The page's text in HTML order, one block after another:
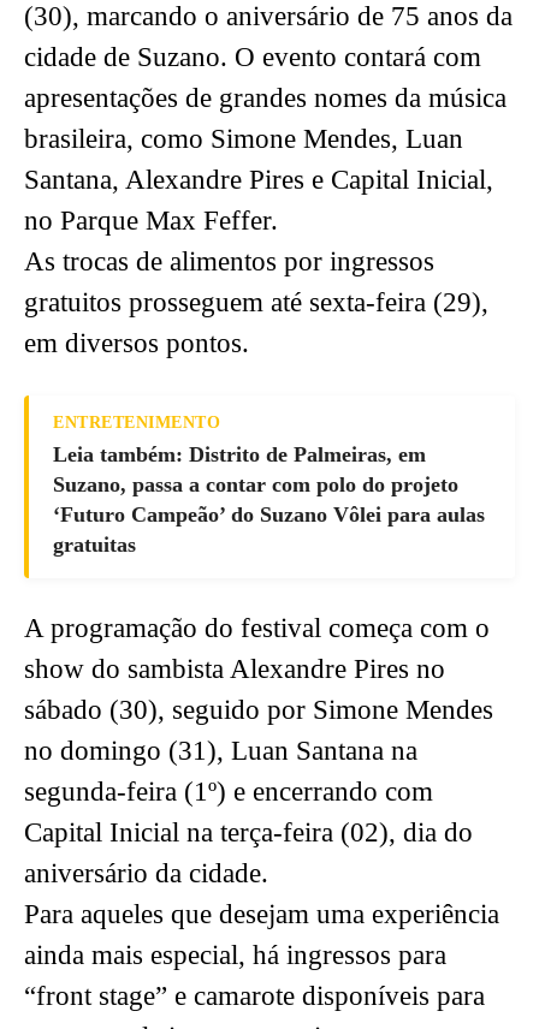
(30), marcando o aniversário de 75 anos da
cidade de Suzano. O evento contará com
apresentações de grandes nomes da música
brasileira, como Simone Mendes, Luan
Santana, Alexandre Pires e Capital Inicial,
no Parque Max Feffer.
As trocas de alimentos por ingressos
gratuitos prosseguem até sexta-feira (29),
em diversos pontos.
ENTRETENIMENTO
Leia também: Distrito de Palmeiras, em
Suzano, passa a contar com polo do projeto
‘Futuro Campeão’ do Suzano Vôlei para aulas
gratuitas
A programação do festival começa com o
show do sambista Alexandre Pires no
sábado (30), seguido por Simone Mendes
no domingo (31), Luan Santana na
segunda-feira (1º) e encerrando com
Capital Inicial na terça-feira (02), dia do
aniversário da cidade.
Para aqueles que desejam uma experiência
ainda mais especial, há ingressos para
“front stage” e camarote disponíveis para